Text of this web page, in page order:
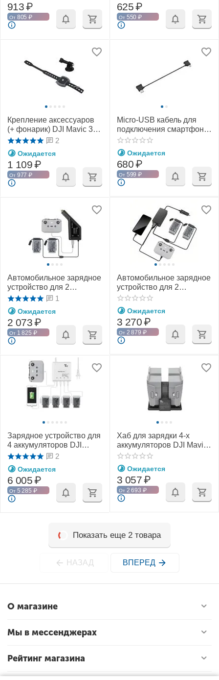
913₽
От 805 ₽
625₽
От 550 ₽
Крепление аксессуаров
(+ фонарик) DJI Mavic 3 /
2 / Air 2 / Air 2S / Mavic Pro
(YX)
2
Ожидается
1 109₽
От 977 ₽
Micro-USB кабель для
подключения смартфона
к пульту DJI RC-N1 / RC-
N2 / RC-N3 (15 см) (YX)
Ожидается
680₽
От 599 ₽
Автомобильное зарядное
устройство для 2
аккумуляторов и пульта
DJI Mavic Air 2 / Air 2S
(YX)
1
Ожидается
2 073₽
От 1 825 ₽
Автомобильное зарядное
устройство для 2
аккумуляторов и пульта
DJI Mavic Air 2 / Air 2S
повышенной мощности (2
USB) (YX)
Ожидается
3 270₽
От 2 879 ₽
Зарядное устройство для
4 аккумуляторов DJI
Mavic Air 2 / Air 2S, пульта
и мобильного устройства
(YX)
2
Ожидается
6 005₽
От 5 285 ₽
Хаб для зарядки 4-х
аккумуляторов DJI Mavic
Air 2 / Air 2S (YX)
Ожидается
3 057₽
От 2 693 ₽
Показать еще 2 товара
НАЗАД ВПЕРЕД
О магазине
Мы в мессенджерах
Рейтинг магазина